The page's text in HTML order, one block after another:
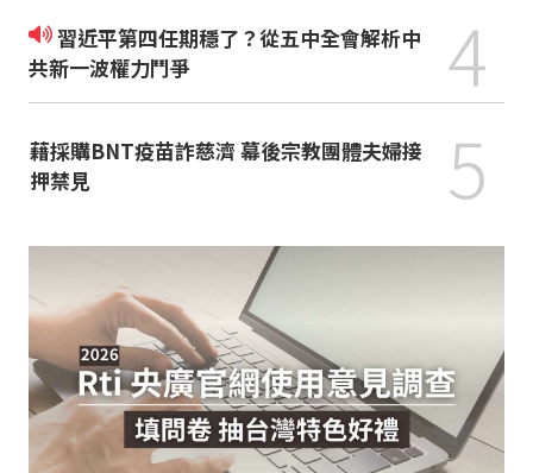
習近平第四任期穩了？從五中全會解析中
共新一波權力鬥爭
4
藉採購BNT疫苗詐慈濟 幕後宗教團體夫婦接
押禁見
5